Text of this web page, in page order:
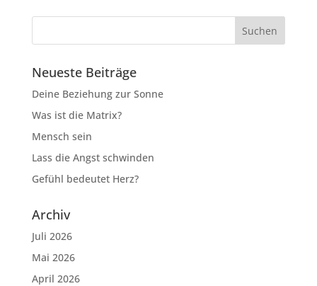
Neueste Beiträge
Deine Beziehung zur Sonne
Was ist die Matrix?
Mensch sein
Lass die Angst schwinden
Gefühl bedeutet Herz?
Archiv
Juli 2026
Mai 2026
April 2026